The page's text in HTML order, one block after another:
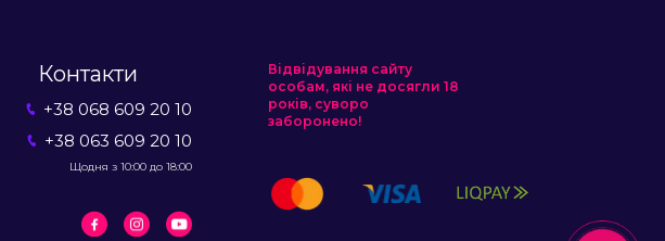
Контакти
+38 068 609 20 10
+38 063 609 20 10
Щодня з 10:00 до 18:00
Відвідування сайту
особам, які не досягли 18
років, суворо
заборонено!